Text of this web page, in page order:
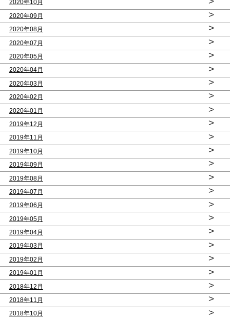
2020年10月
2020年09月 >
2020年08月 >
2020年07月 >
2020年05月 >
2020年04月 >
2020年03月 >
2020年02月 >
2020年01月 >
2019年12月 >
2019年11月 >
2019年10月 >
2019年09月 >
2019年08月 >
2019年07月 >
2019年06月 >
2019年05月 >
2019年04月 >
2019年03月 >
2019年02月 >
2019年01月 >
2018年12月 >
2018年11月 >
2018年10月 >